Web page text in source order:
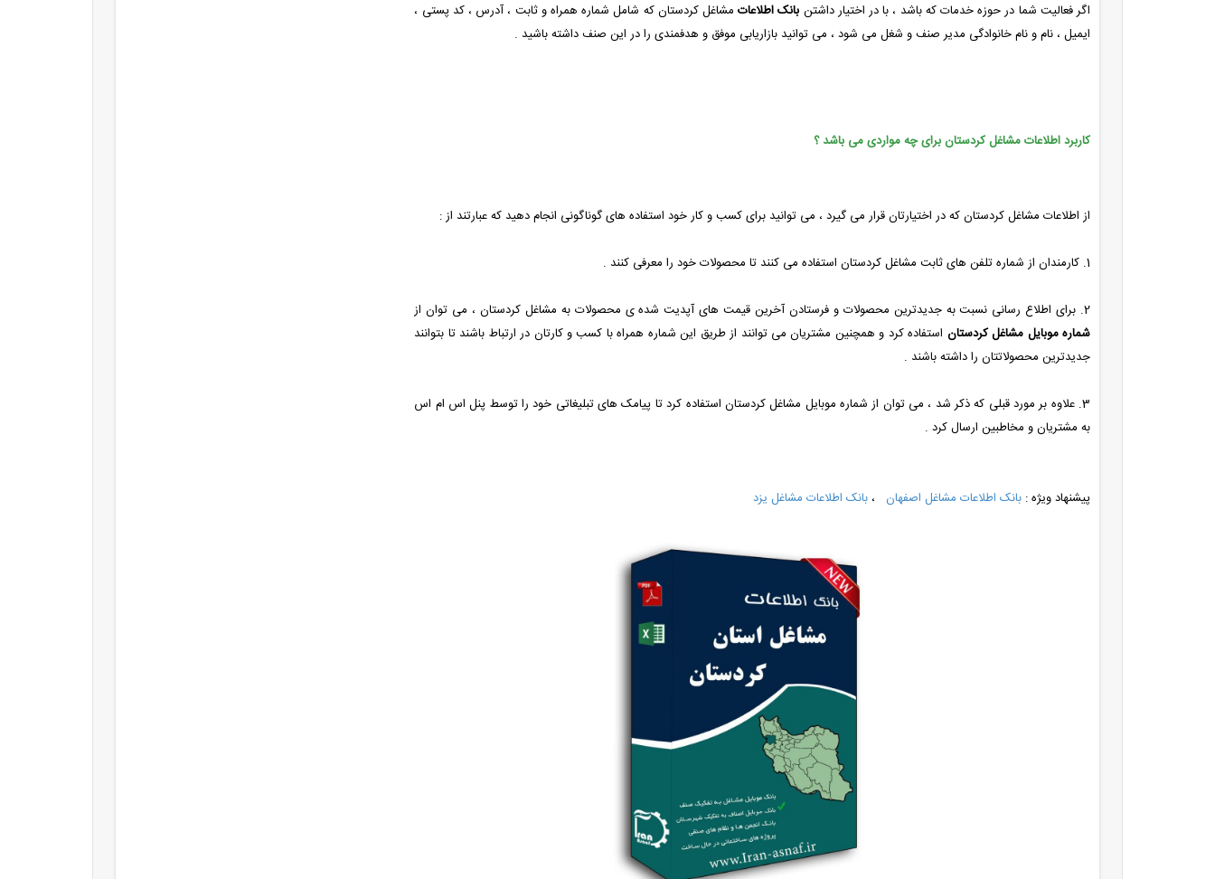
اگر فعالیت شما در حوزه خدمات که باشد ، با در اختیار داشتن بانک اطلاعات مشاغل کردستان که شامل شماره همراه و ثابت ، آدرس ، کد پستی ،
ایمیل ، نام و نام خانوادگی مدیر صنف و شغل می شود ، می توانید بازاریابی موفق و هدفمندی را در این صنف داشته باشید .
کاربرد اطلاعات مشاغل کردستان برای چه مواردی می باشد ؟
از اطلاعات مشاغل کردستان که در اختیارتان قرار می گیرد ، می توانید برای کسب و کار خود استفاده های گوناگونی انجام دهید که عبارتند از :
1. کارمندان از شماره تلفن های ثابت مشاغل کردستان استفاده می کنند تا محصولات خود را معرفی کنند .
2. برای اطلاع رسانی نسبت به جدیدترین محصولات و فرستادن آخرین قیمت های آپدیت شده ی محصولات به مشاغل کردستان ، می توان از
شماره موبایل مشاغل کردستان استفاده کرد و همچنین مشتریان می توانند از طریق این شماره همراه با کسب و کارتان در ارتباط باشند تا بتوانند
جدیدترین محصولاتتان را داشته باشند .
3. علاوه بر مورد قبلی که ذکر شد ، می توان از شماره موبایل مشاغل کردستان استفاده کرد تا پیامک های تبلیغاتی خود را توسط پنل اس ام اس
به مشتریان و مخاطبین ارسال کرد .
پیشنهاد ویژه : بانک اطلاعات مشاغل اصفهان ، بانک اطلاعات مشاغل یزد